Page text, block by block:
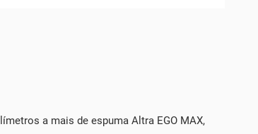
a mais de espuma Altra EGO MAX,